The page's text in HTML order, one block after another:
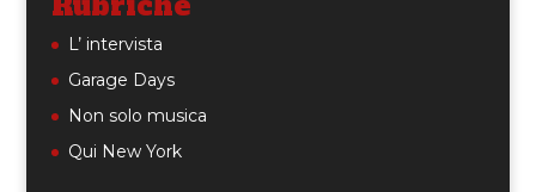
L’ intervista
Garage Days
Non solo musica
Qui New York